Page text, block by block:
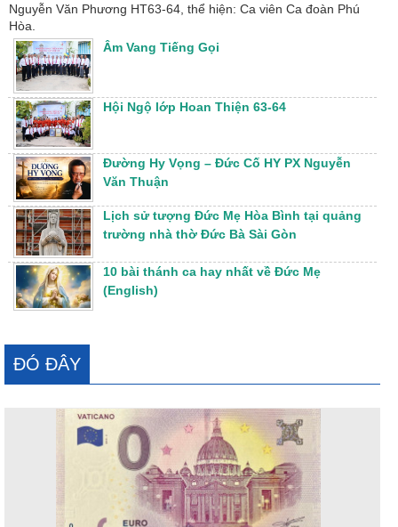
Nguyễn Văn Phương HT63-64, thể hiện: Ca viên Ca đoàn Phú
Hòa.
Âm Vang Tiếng Gọi
Hội Ngộ lớp Hoan Thiện 63-64
Đường Hy Vọng – Đức Cố HY PX Nguyễn
Văn Thuận
Lịch sử tượng Đức Mẹ Hòa Bình tại quảng
trường nhà thờ Đức Bà Sài Gòn
10 bài thánh ca hay nhất về Đức Mẹ
(English)
ĐÓ ĐÂY